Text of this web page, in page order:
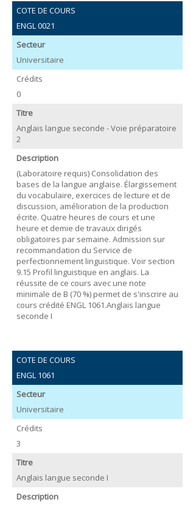
COTE DE COURS
ENGL 0021
Secteur
Universitaire
Crédits
0
Titre
Anglais langue seconde - Voie préparatoire
2
Description
(Laboratoire requis) Consolidation des
bases de la langue anglaise. Élargissement
du vocabulaire, exercices de lecture et de
discussion, amélioration de la production
écrite. Quatre heures de cours et une
heure et demie de travaux dirigés
obligatoires par semaine. Admission sur
recommandation du Service de
perfectionnement linguistique. Voir section
9.15 Profil linguistique en anglais. La
réussite de ce cours avec une note
minimale de B (70 %) permet de s'inscrire au
cours crédité ENGL 1061.Anglais langue
seconde I
COTE DE COURS
ENGL 1061
Secteur
Universitaire
Crédits
3
Titre
Anglais langue seconde I
Description